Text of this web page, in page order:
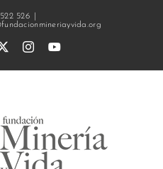
526
InstagramYouTube